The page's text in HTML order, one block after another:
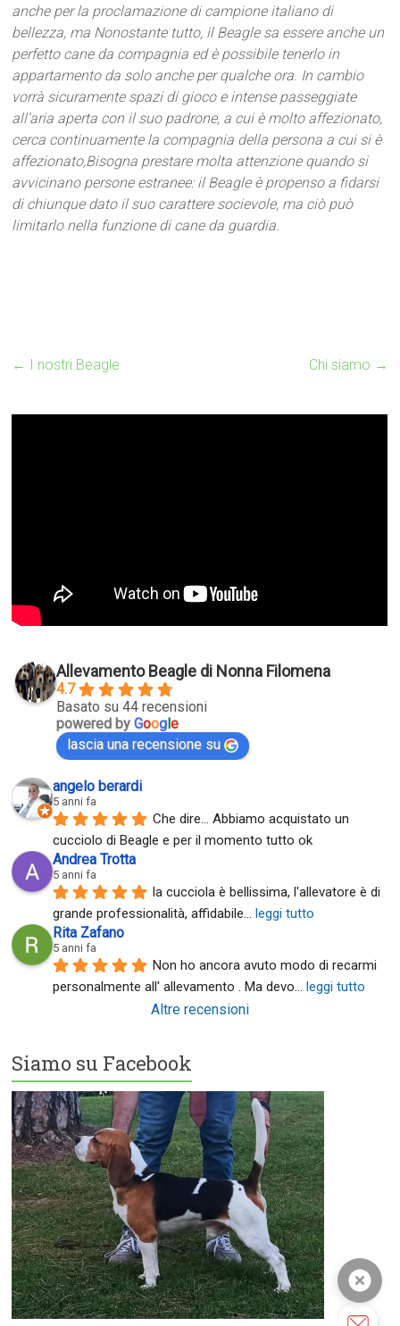
anche per la proclamazione di campione italiano di
bellezza, ma Nonostante tutto, il Beagle sa essere anche un
perfetto cane da compagnia ed è possibile tenerlo in
appartamento da solo anche per qualche ora. In cambio
vorrà sicuramente spazi di gioco e intense passeggiate
all’aria aperta con il suo padrone, a cui è molto affezionato,
cerca continuamente la compagnia della persona a cui si è
affezionato,Bisogna prestare molta attenzione quando si
avvicinano persone estranee: il Beagle è propenso a fidarsi
di chiunque dato il suo carattere socievole, ma ciò può
limitarlo nella funzione di cane da guardia.
← I nostri Beagle Chi siamo →
Allevamento Beagle di Nonna Filomena
4.7
Basato su 44 recensioni
powered byGoogle
lascia una recensione su
angelo berardi
5 anni fa
Che dire... Abbiamo acquistato un
cucciolo di Beagle e per il momento tutto ok
Andrea Trotta
5 anni fa
la cucciola è bellissima, l'allevatore è di
grande professionalità, affidabile... leggi tutto
Rita Zafano
5 anni fa
Non ho ancora avuto modo di recarmi
personalmente all' allevamento . Ma devo... leggi tutto
Altre recensioni
Siamo su Facebook